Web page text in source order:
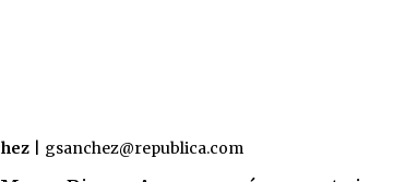
gsanchez@republica.com